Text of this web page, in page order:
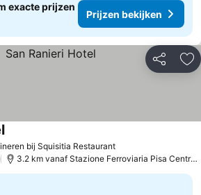
exacte prijzen
Prijzen bekijken
Delen
bij Squisitia Restaurant
3.2 km vanaf Stazione Ferroviaria Pisa Centrale